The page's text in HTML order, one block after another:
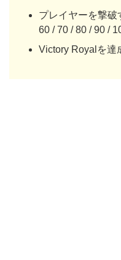
プレイヤーを撃破
60 / 70 / 80 / 90 /
Victory Royalを達